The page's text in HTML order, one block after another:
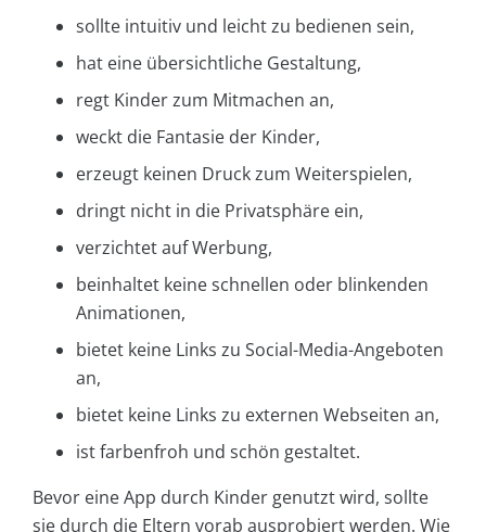
sollte intuitiv und leicht zu bedienen sein,
hat eine übersichtliche Gestaltung,
regt Kinder zum Mitmachen an,
weckt die Fantasie der Kinder,
erzeugt keinen Druck zum Weiterspielen,
dringt nicht in die Privatsphäre ein,
verzichtet auf Werbung,
beinhaltet keine schnellen oder blinkenden
Animationen,
bietet keine Links zu Social-Media-Angeboten
an,
bietet keine Links zu externen Webseiten an,
ist farbenfroh und schön gestaltet.
Bevor eine App durch Kinder genutzt wird, sollte
sie durch die Eltern vorab ausprobiert werden. Wie